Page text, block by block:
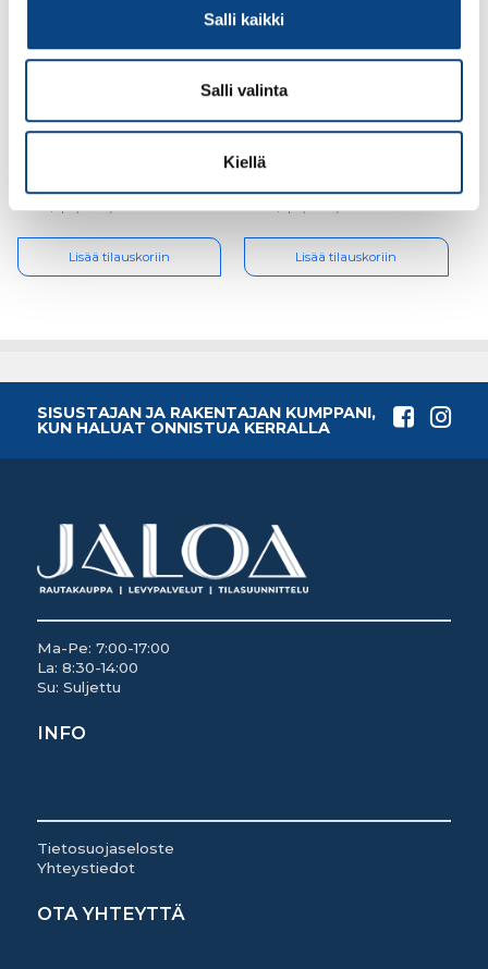
Salli kaikki
Salli valinta
Kiellä
4.54€ /kpl
Lisää tilauskoriin
4.54€ /kpl
Lisää tilauskoriin
SISUSTAJAN JA RAKENTAJAN KUMPPANI,
KUN HALUAT ONNISTUA KERRALLA
Ma-Pe: 7:00-17:00
La: 8:30-14:00
Su: Suljettu
INFO
Tietosuojaseloste
Yhteystiedot
OTA YHTEYTTÄ